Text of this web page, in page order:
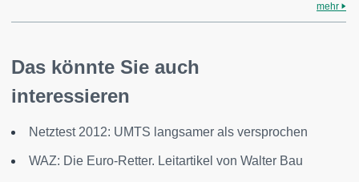
mehr
Das könnte Sie auch
interessieren
Netztest 2012: UMTS langsamer als versprochen
WAZ: Die Euro-Retter. Leitartikel von Walter Bau